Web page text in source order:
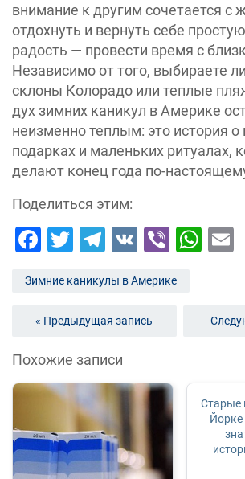
внимание к другим сочетается с
отдохнуть и вернуть себе
радость — провести время с
Независимо от того, выбираете
склоны Колорадо или теплые
дух зимних каникул в Америке
неизменно теплым: это история о
подарках и маленьких ритуалах,
делают конец года по-
Поделиться этим:
Facebook
Twitter
Telegram
VK Viber
Зимние каникулы в Америке
« Предыдущая запись
Похожие записи
Старые
Йорке